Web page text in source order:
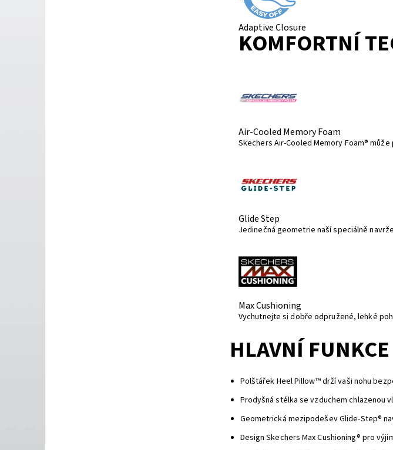
Adaptive Closure
KOMFORTNÍ
Air-Cooled Memory Foam
Skechers Air-Cooled Memory Foam®
Glide Step
Jedinečná geometrie naší speciálně
Max Cushioning
Vychutnejte si dobře odpružené, lehké
HLAVNÍ FUNKCE
Polštářek Heel Pillow™ drží vaši nohu
Prodyšná stélka se vzduchem chlazenou
Geometrická mezipodešev Glide-Step®
Design Skechers Max Cushioning® pro